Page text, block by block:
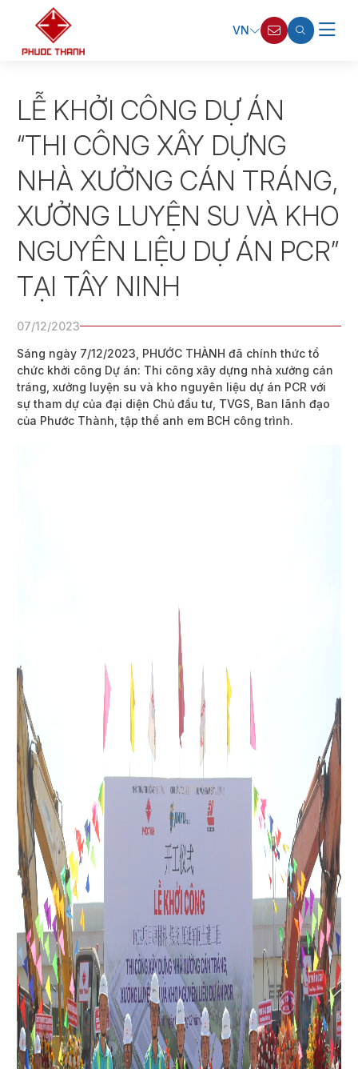
VN
LỄ KHỞI CÔNG DỰ ÁN
“THI CÔNG XÂY DỰNG
NHÀ XƯỞNG CÁN TRÁNG,
XƯỞNG LUYỆN SU VÀ KHO
NGUYÊN LIỆU DỰ ÁN PCR”
TẠI TÂY NINH
07/12/2023
Sáng ngày 7/12/2023, PHƯỚC THÀNH đã chính thức tổ
chức khởi công Dự án: Thi công xây dựng nhà xưởng cán
tráng, xưởng luyện su và kho nguyên liệu dự án PCR với
sự tham dự của đại diện Chủ đầu tư, TVGS, Ban lãnh đạo
của Phước Thành, tập thể anh em BCH công trình.